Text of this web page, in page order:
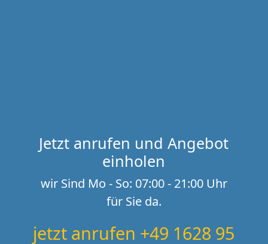
Jetzt anrufen und Angebot
einholen
wir Sind Mo - So: 07:00 - 21:00 Uhr
für Sie da.
jetzt anrufen +49 1628 95